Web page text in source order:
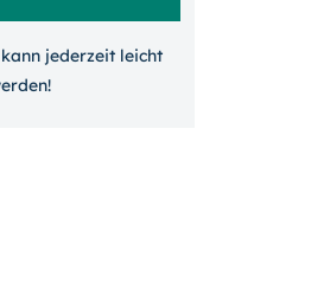
jeder­zeit leicht